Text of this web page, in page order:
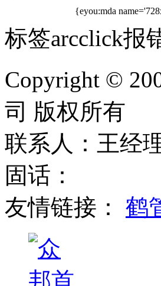
{eyou:mda
标签arcclick报
Copyright ©
司 版权所有
联系人：王经
固话：
友情链接： 鹤